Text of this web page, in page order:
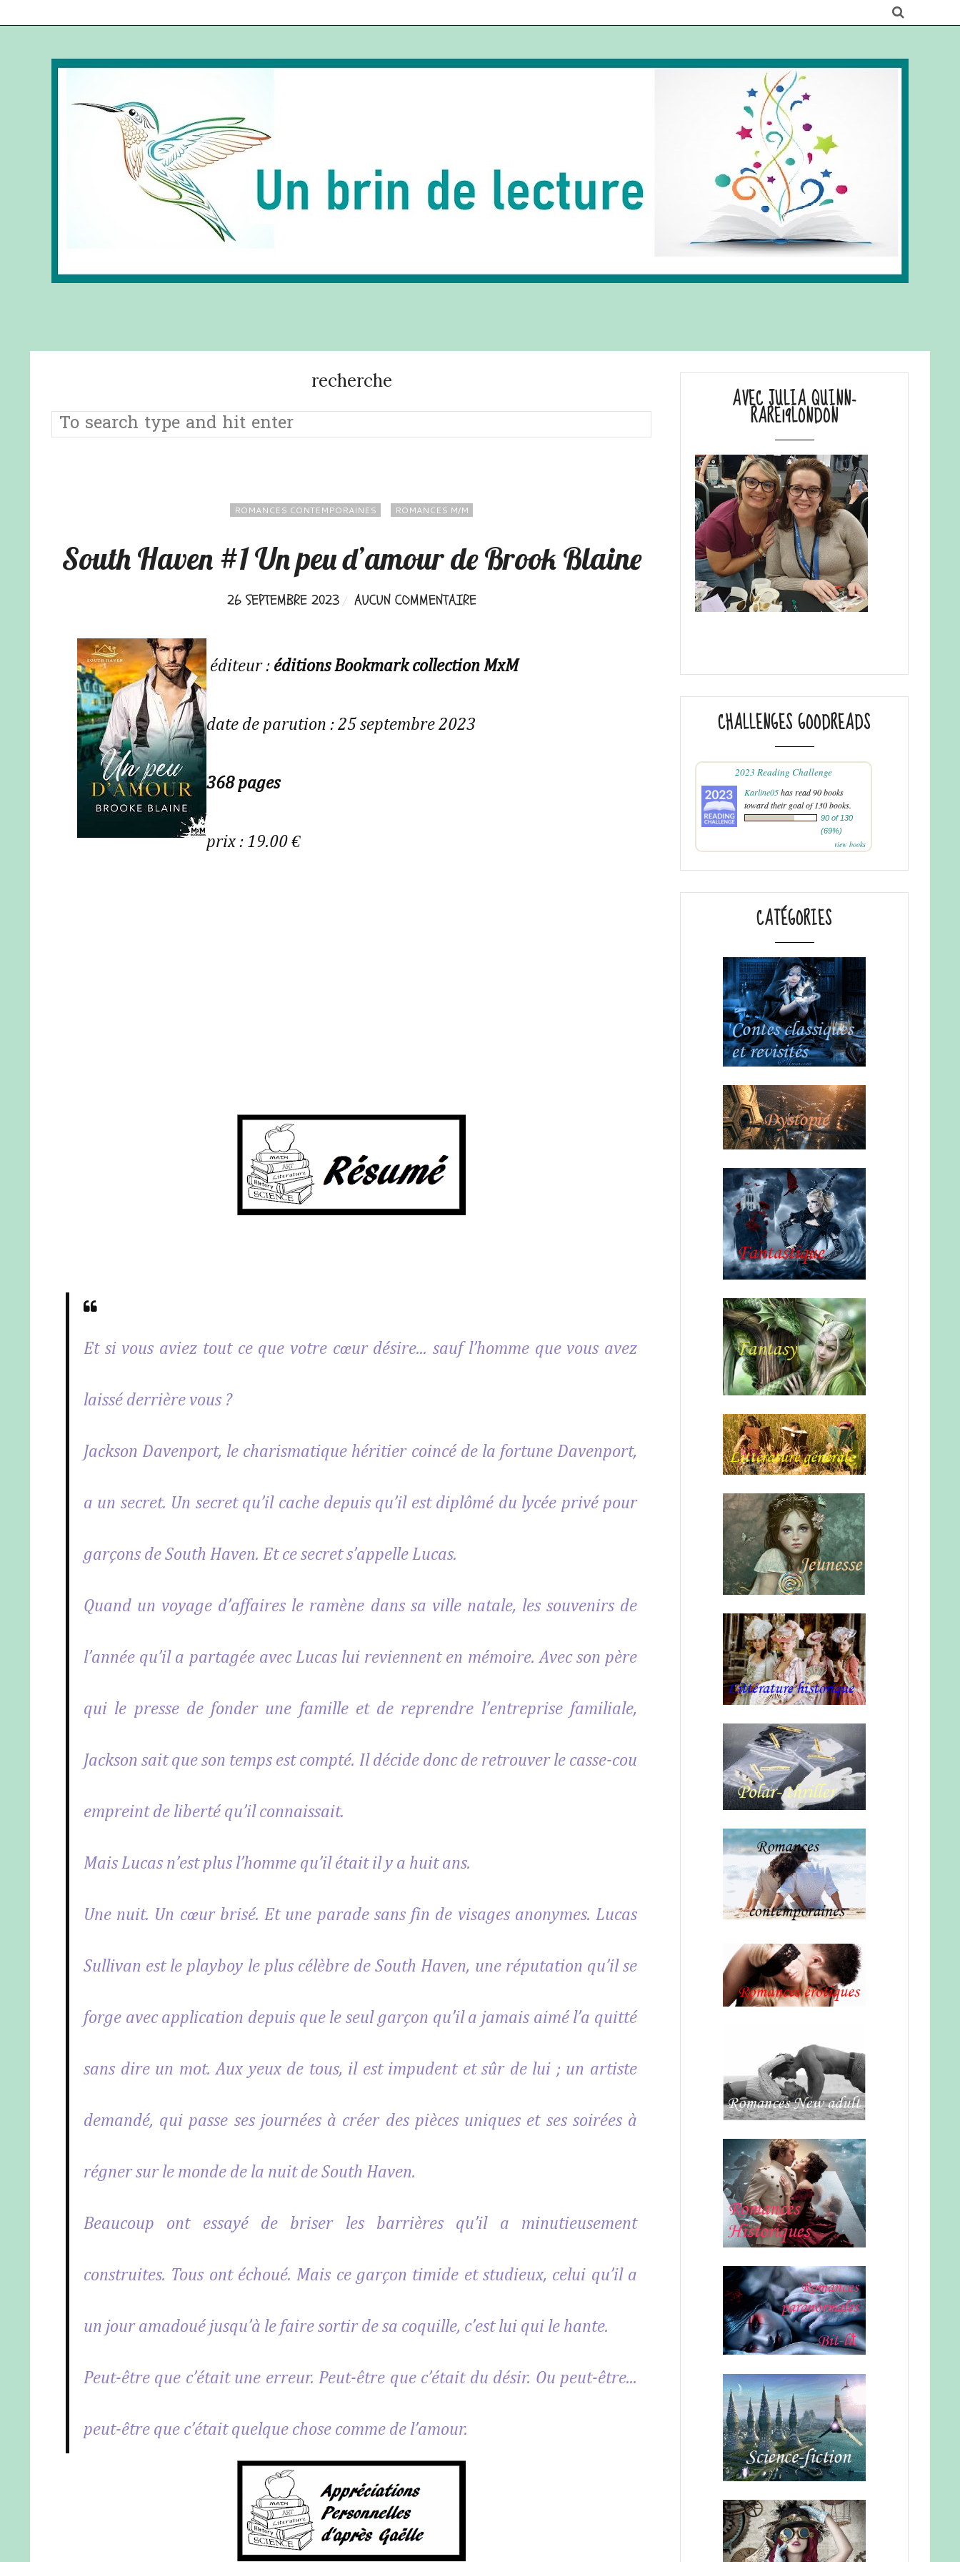
recherche
ROMANCES CONTEMPORAINES ROMANCES M/M
South Haven #1 Un peu d’amour de Brook Blaine
26 SEPTEMBRE 2023 AUCUN COMMENTAIRE
éditeur : éditions Bookmark collection MxM
date de parution : 25 septembre 2023
368 pages
prix : 19.00 €
Et si vous aviez tout ce que votre cœur désire... sauf l’homme que vous avez
laissé derrière vous ?
Jackson Davenport, le charismatique héritier coincé de la fortune Davenport,
a un secret. Un secret qu’il cache depuis qu’il est diplômé du lycée privé pour
garçons de South Haven. Et ce secret s’appelle Lucas.
Quand un voyage d’affaires le ramène dans sa ville natale, les souvenirs de
l’année qu’il a partagée avec Lucas lui reviennent en mémoire. Avec son père
qui le presse de fonder une famille et de reprendre l’entreprise familiale,
Jackson sait que son temps est compté. Il décide donc de retrouver le casse-cou
empreint de liberté qu’il connaissait.
Mais Lucas n’est plus l’homme qu’il était il y a huit ans.
Une nuit. Un cœur brisé. Et une parade sans fin de visages anonymes. Lucas
Sullivan est le playboy le plus célèbre de South Haven, une réputation qu’il se
forge avec application depuis que le seul garçon qu’il a jamais aimé l’a quitté
sans dire un mot. Aux yeux de tous, il est impudent et sûr de lui ; un artiste
demandé, qui passe ses journées à créer des pièces uniques et ses soirées à
régner sur le monde de la nuit de South Haven.
Beaucoup ont essayé de briser les barrières qu’il a minutieusement
construites. Tous ont échoué. Mais ce garçon timide et studieux, celui qu’il a
un jour amadoué jusqu’à le faire sortir de sa coquille, c’est lui qui le hante.
Peut-être que c’était une erreur. Peut-être que c’était du désir. Ou peut-être...
peut-être que c’était quelque chose comme de l’amour.
AVEC JULIA QUINN-
RARE19LONDON
CHALLENGES GOODREADS
2023 Reading Challenge
Karline05has read 90 books
toward their goal of 130 books.
90 of 130
(69%)
view books
CATÉGORIES